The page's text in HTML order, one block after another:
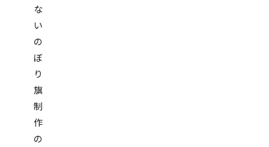
な
い
の
ぼ
り
旗
制
作
の